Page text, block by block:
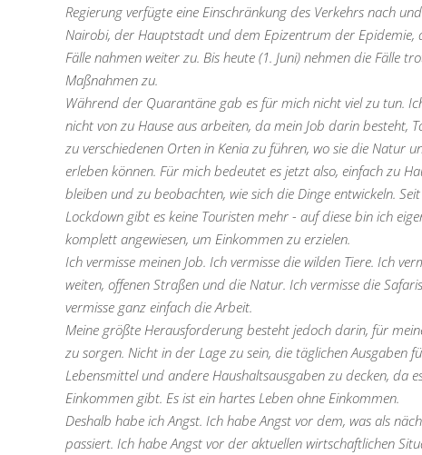
Regierung verfügte eine Einschränkung des Verkehrs nach
Nairobi, der Hauptstadt und dem Epizentrum der Epidemie,
Fälle nahmen weiter zu. Bis heute (1. Juni) nehmen die Fälle
Maßnahmen zu.
Während der Quarantäne gab es für mich nicht viel zu tun.
nicht von zu Hause aus arbeiten, da mein Job darin besteht,
zu verschiedenen Orten in Kenia zu führen, wo sie die Natur
erleben können. Für mich bedeutet es jetzt also, einfach zu
bleiben und zu beobachten, wie sich die Dinge entwickeln.
Lockdown gibt es keine Touristen mehr - auf diese bin ich
komplett angewiesen, um Einkommen zu erzielen.
Ich vermisse meinen Job. Ich vermisse die wilden Tiere. Ich
weiten, offenen Straßen und die Natur. Ich vermisse die
vermisse ganz einfach die Arbeit.
Meine größte Herausforderung besteht jedoch darin, für
zu sorgen. Nicht in der Lage zu sein, die täglichen Ausgaben
Lebensmittel und andere Haushaltsausgaben zu decken, da
Einkommen gibt. Es ist ein hartes Leben ohne Einkommen.
Deshalb habe ich Angst. Ich habe Angst vor dem, was als
passiert. Ich habe Angst vor der aktuellen wirtschaftlichen